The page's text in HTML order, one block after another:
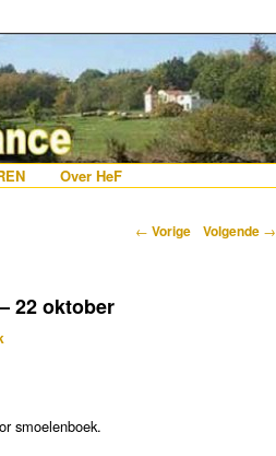
Over HeF
Berichtnavigatie
← Vorige Volgende →
22 oktober
smoelenboek.